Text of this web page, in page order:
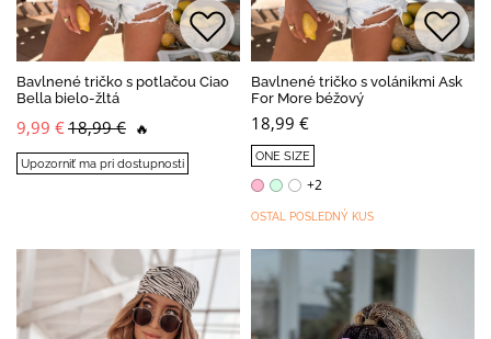
Bavlnené tričko s potlačou Ciao
Bella bielo-žltá
9,99 €18,99 € 🔥
Upozorniť ma pri dostupnosti
Bavlnené tričko s volánikmi Ask
For More béžový
18,99 €
ONE SIZE
+2
OSTAL POSLEDNÝ KUS